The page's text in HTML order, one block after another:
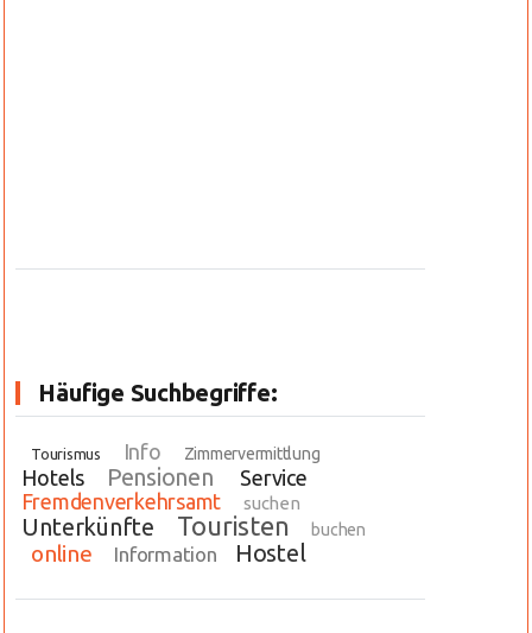
Häufige Suchbegriffe:
Tourismus Info Zimmervermittlung
Hotels Pensionen
Service
Fremdenverkehrsamt
suchen
Unterkünfte Touristen buchen
online Information Hostel